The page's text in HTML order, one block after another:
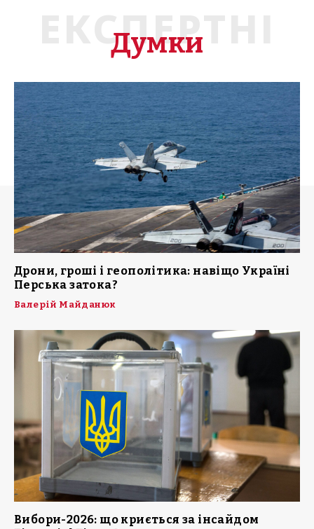
ЕКСПЕРТНІ
Думки
Дрони, гроші і геополітика: навіщо Україні
Перська затока?
Валерій Майданюк
Вибори-2026: що криється за інсайдом